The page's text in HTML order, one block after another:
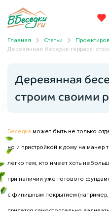
Главная Статьи
Деревянная беседка-терраса:
Деревянная
строим своими
Беседка может быть не только
но и пристройкой к дому на манер
легко тем, кто имеет хоть
при наличии уже готового
с финишным покрытием (например,